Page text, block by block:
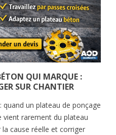
QUI MARQUE :
SUR CHANTIER
quand un plateau de ponçage
rarement du plateau
cause réelle et corriger